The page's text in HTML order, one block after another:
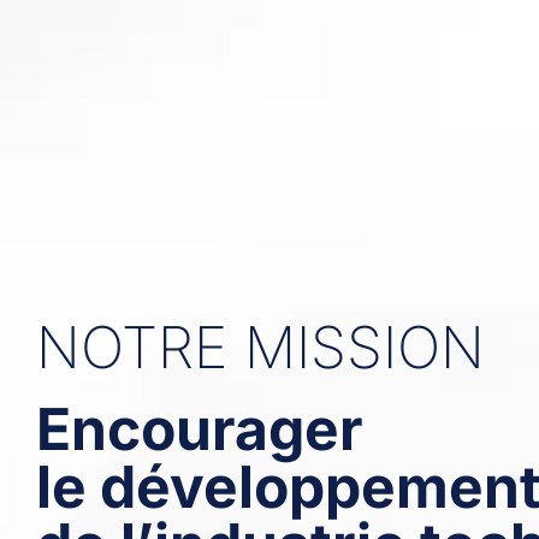
NOTRE MISSION
Encourager
le